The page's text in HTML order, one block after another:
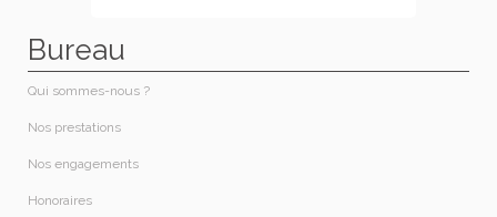
Bureau
Qui sommes-nous ?​
Nos prestations​
Nos engagements
Honoraires​